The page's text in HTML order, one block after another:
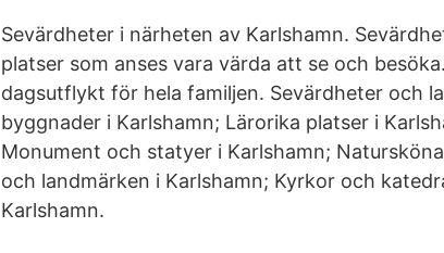
Sevärdheter i närheten av Karlshamn.
platser som anses vara värda att se och
dagsutflykt för hela familjen. Sevärdheter och
byggnader i Karlshamn; Lärorika platser i
Monument och statyer i Karlshamn;
och landmärken i Karlshamn; Kyrkor och
Karlshamn.